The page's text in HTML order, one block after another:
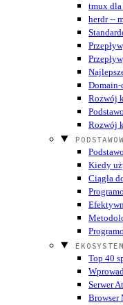
tmux
herdr --
Domain-
Rozwój
Rozwój
Kiedy
Ciągła
Top 40
Serwer
Browser